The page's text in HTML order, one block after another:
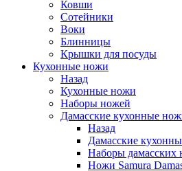
Ковши
Сотейники
Воки
Блинницы
Крышки для посуды
Кухонные ножи
Назад
Кухонные ножи
Наборы ножей
Дамасские кухонные
Назад
Дамасские
Наборы дамасских
Ножи Samura